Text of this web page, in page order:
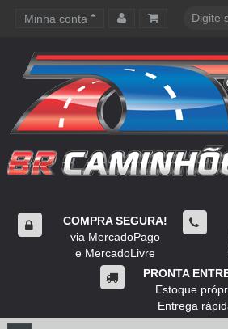
Minha conta
COMPRA SEGURA!
via MercadoPago
e MercadoLivre
PRONTA
Estoque
Entrega